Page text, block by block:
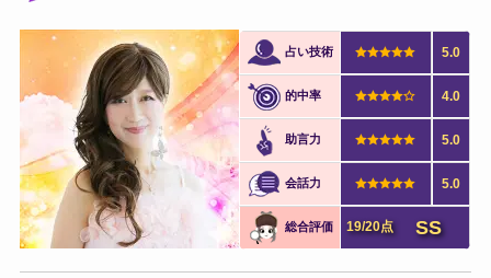
占い技術 5.0
的中率 4.0
助言力 5.0
会話力 5.0
総合評価 19/20点 SS